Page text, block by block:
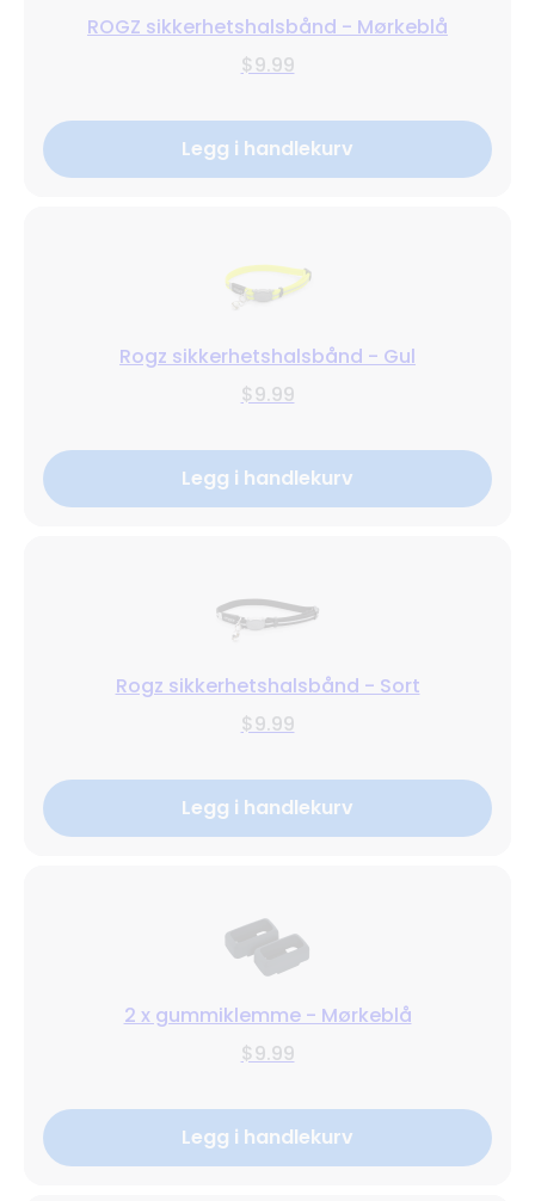
ROGZ sikkerhetshalsbånd - Mørkeblå
$9.99
Legg i handlekurv
Rogz sikkerhetshalsbånd - Gul
$9.99
Legg i handlekurv
Rogz sikkerhetshalsbånd - Sort
$9.99
Legg i handlekurv
2 x gummiklemme - Mørkeblå
$9.99
Legg i handlekurv